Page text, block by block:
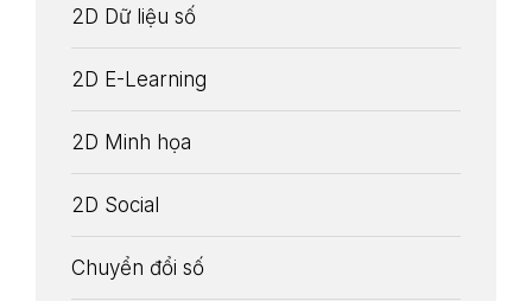
2D Dữ liệu số
2D E-Learning
2D Minh họa
2D Social
Chuyển đổi số